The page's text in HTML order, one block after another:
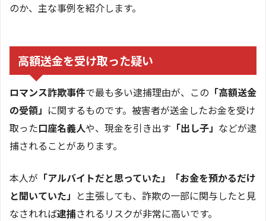
のか、主な事例を紹介します。
高額送金を受け取った疑い
ロマンス詐欺事件で最も多い逮捕理由が、この 「高額送金
の受領」 に関するものです。被害者が送金したお金を受け
取った口座名義人や、現金を引き出す 「出し子」 などが逮
捕されることがあります。
本人が 「アルバイトだと思っていた」「お金を預かるだけ
と聞いていた」 と主張しても、詐欺の一部に関与したと見
なされれば逮捕されるリスクが非常に高いです。